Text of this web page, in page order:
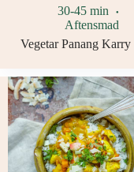
30-45 min
Aftensmad
Vegetar Panang Karry